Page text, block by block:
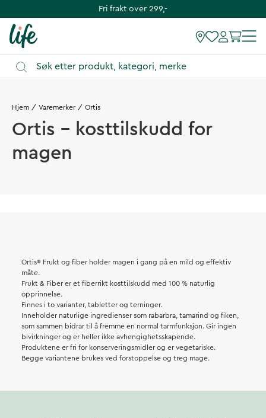
Fri frakt over 299,-
Hjem Varemerker Ortis
Ortis - kosttilskudd for
magen
Ortis® Frukt og fiber holder magen i gang på en mild og effektiv
måte.
Frukt & Fiber er et fiberrikt kosttilskudd med 100 % naturlig
opprinnelse.
Finnes i to varianter, tabletter og terninger.
Inneholder naturlige ingredienser som rabarbra, tamarind og fiken,
som sammen bidrar til å fremme en normal tarmfunksjon. Gir ingen
bivirkninger og er heller ikke avhengighetsskapende.
Produktene er fri for konserveringsmidler og er vegetariske.
Begge variantene brukes ved forstoppelse og treg mage.